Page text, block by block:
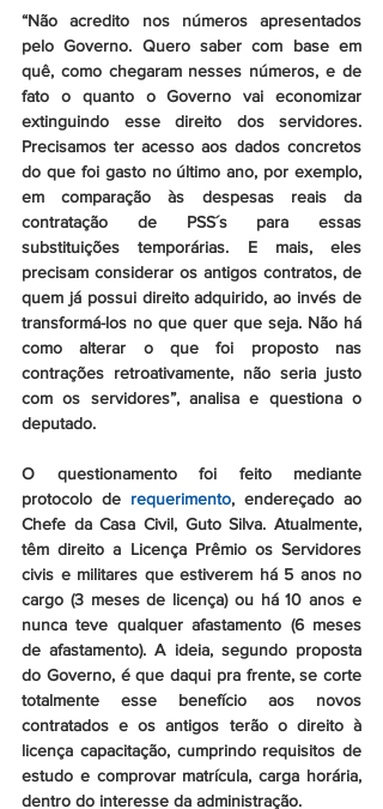
“Não acredito nos números apresentados
pelo Governo. Quero saber com base em
quê, como chegaram nesses números, e de
fato o quanto o Governo vai economizar
extinguindo esse direito dos servidores.
Precisamos ter acesso aos dados concretos
do que foi gasto no último ano, por exemplo,
em comparação às despesas reais da
contratação de PSS´s para essas
substituições temporárias. E mais, eles
precisam considerar os antigos contratos, de
quem já possui direito adquirido, ao invés de
transformá-los no que quer que seja. Não há
como alterar o que foi proposto nas
contrações retroativamente, não seria justo
com os servidores”, analisa e questiona o
deputado.
O questionamento foi feito mediante
protocolo de requerimento, endereçado ao
Chefe da Casa Civil, Guto Silva. Atualmente,
têm direito a Licença Prêmio os Servidores
civis e militares que estiverem há 5 anos no
cargo (3 meses de licença) ou há 10 anos e
nunca teve qualquer afastamento (6 meses
de afastamento). A ideia, segundo proposta
do Governo, é que daqui pra frente, se corte
totalmente esse benefício aos novos
contratados e os antigos terão o direito à
licença capacitação, cumprindo requisitos de
estudo e comprovar matrícula, carga horária,
dentro do interesse da administração.